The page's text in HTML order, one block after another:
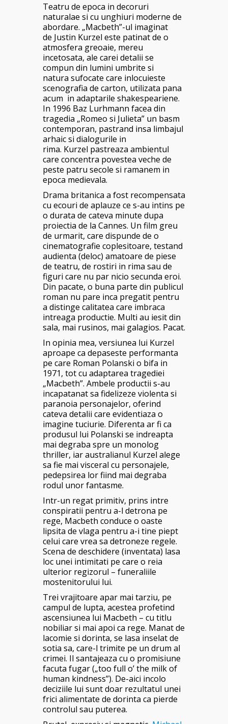
Teatru de epoca in decoruri
naturalae si cu unghiuri moderne de
abordare. „Macbeth”-ul imaginat
de Justin Kurzel este patinat de o
atmosfera greoaie, mereu
incetosata, ale carei detalii se
compun din lumini umbrite si
natura sufocate care inlocuieste
scenografia de carton, utilizata pana
acum in adaptarile shakespeariene.
In 1996 Baz Lurhmann facea din
tragedia „Romeo si Julieta” un basm
contemporan, pastrand insa limbajul
arhaic si dialogurile in
rima. Kurzel pastreaza ambientul
care concentra povestea veche de
peste patru secole si ramanem in
epoca medievala.
Drama britanica a fost recompensata
cu ecouri de aplauze ce s-au intins pe
o durata de cateva minute dupa
proiectia de la Cannes. Un film greu
de urmarit, care dispunde de o
cinematografie coplesitoare, testand
audienta (deloc) amatoare de piese
de teatru, de rostiri in rima sau de
figuri care nu par nicio secunda eroi.
Din pacate, o buna parte din publicul
roman nu pare inca pregatit pentru
a distinge calitatea care imbraca
intreaga productie. Multi au iesit din
sala, mai rusinos, mai galagios. Pacat.
In opinia mea, versiunea lui Kurzel
aproape ca depaseste performanta
pe care Roman Polanski o bifa in
1971, tot cu adaptarea tragediei
„Macbeth”. Ambele productii s-au
incapatanat sa fidelizeze violenta si
paranoia personajelor, oferind
cateva detalii care evidentiaza o
imagine tuciurie. Diferenta ar fi ca
produsul lui Polanski se indreapta
mai degraba spre un monolog
thriller, iar australianul Kurzel alege
sa fie mai visceral cu personajele,
pedepsirea lor fiind mai degraba
rodul unor fantasme.
Intr-un regat primitiv, prins intre
conspiratii pentru a-l detrona pe
rege, Macbeth conduce o oaste
lipsita de vlaga pentru a-i tine piept
celui care vrea sa detroneze regele.
Scena de deschidere (inventata) lasa
loc unei intimitati pe care o reia
ulterior regizorul – funeraliile
mostenitorului lui.
Trei vrajitoare apar mai tarziu, pe
campul de lupta, acestea profetind
ascensiunea lui Macbeth – cu titlu
nobiliar si mai apoi ca rege. Manat de
lacomie si dorinta, se lasa inselat de
sotia sa, care-l trimite pe un drum al
crimei. Il santajeaza cu o promisiune
facuta fugar („too full o’ the milk of
human kindness”). De-aici incolo
deciziile lui sunt doar rezultatul unei
frici alimentate de dorinta ca pierde
controlul sau puterea.